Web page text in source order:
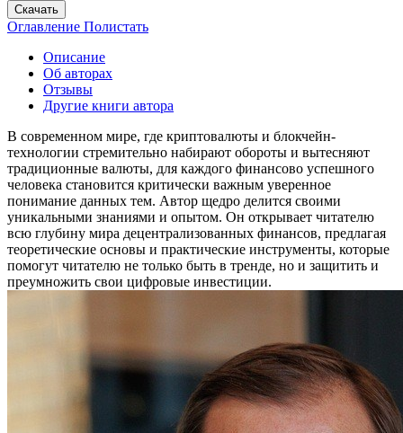
Скачать
Оглавление Полистать
Описание
Об авторах
Отзывы
Другие книги автора
В современном мире, где криптовалюты и блокчейн-
технологии стремительно набирают обороты и вытесняют
традиционные валюты, для каждого финансово успешного
человека становится критически важным уверенное
понимание данных тем. Автор щедро делится своими
уникальными знаниями и опытом. Он открывает читателю
всю глубину мира децентрализованных финансов, предлагая
теоретические основы и практические инструменты, которые
помогут читателю не только быть в тренде, но и защитить и
преумножить свои цифровые инвестиции.